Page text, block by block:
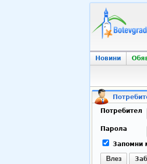
Новини
Потребител
Парола
Запомни
Влез